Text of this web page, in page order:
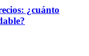
¿cuánto